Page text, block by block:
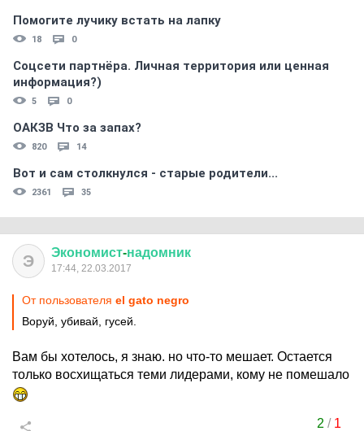
Помогите лучику встать на лапку
18 0
Соцсети партнёра. Личная территория или ценная
информация?)
5 0
ОАКЗВ Что за запах?
820 14
Вот и сам столкнулся - старые родители...
2361 35
Э Экономист-надомник
17:44, 22.03.2017
От пользователя el gato negro
Воруй, убивай, гусей.
Вам бы хотелось, я знаю. но что-то мешает. Остается
только восхищаться теми лидерами, кому не помешало
2 / 1